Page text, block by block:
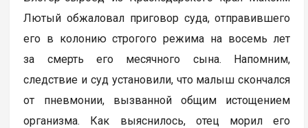
Лютый обжаловал приговор суда, отправившего
его в колонию строгого режима на восемь лет
за смерть его месячного сына. Напомним,
следствие и суд установили, что малыш скончался
от пневмонии, вызванной общим истощением
организма. Как выяснилось, отец морил его